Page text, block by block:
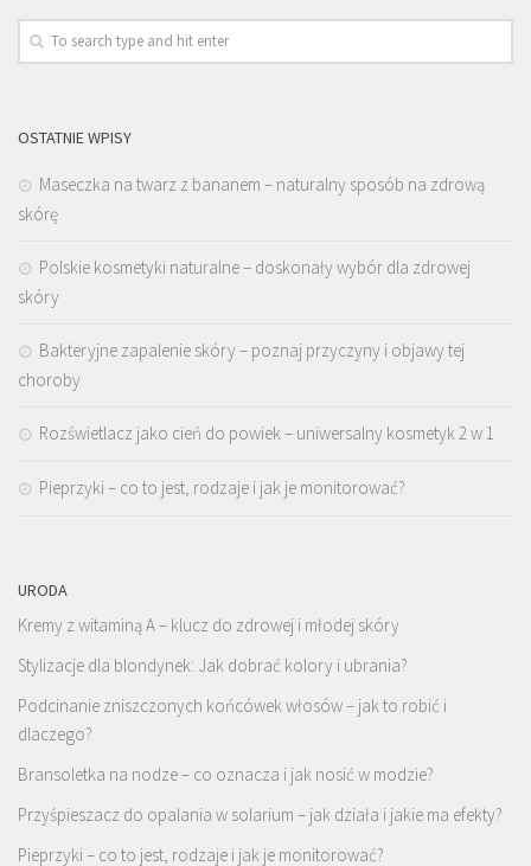
OSTATNIE WPISY
Maseczka na twarz z bananem – naturalny sposób na zdrową
skórę
Polskie kosmetyki naturalne – doskonały wybór dla zdrowej
skóry
Bakteryjne zapalenie skóry – poznaj przyczyny i objawy tej
choroby
Rozświetlacz jako cień do powiek – uniwersalny kosmetyk 2 w 1
Pieprzyki – co to jest, rodzaje i jak je monitorować?
URODA
Kremy z witaminą A – klucz do zdrowej i młodej skóry
Stylizacje dla blondynek: Jak dobrać kolory i ubrania?
Podcinanie zniszczonych końcówek włosów – jak to robić i
dlaczego?
Bransoletka na nodze – co oznacza i jak nosić w modzie?
Przyśpieszacz do opalania w solarium – jak działa i jakie ma efekty?
Pieprzyki – co to jest, rodzaje i jak je monitorować?